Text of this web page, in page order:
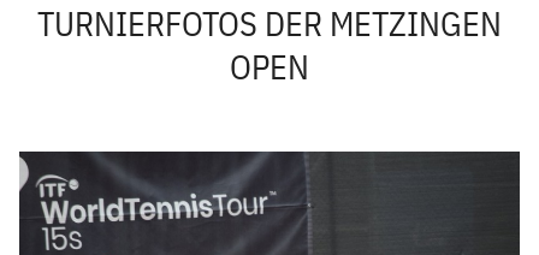
TURNIERFOTOS DER METZINGEN
OPEN